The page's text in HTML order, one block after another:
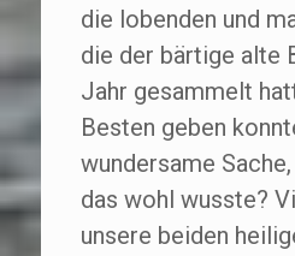
die lobenden und
die der bärtige alte
Jahr gesammelt
Besten geben
wundersame Sache,
das wohl wusste?
unsere beiden